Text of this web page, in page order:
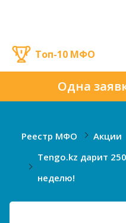
Одна
Топ-10 МФО
Реестр МФО
Акции
Tengo.kz дарит
неделю!